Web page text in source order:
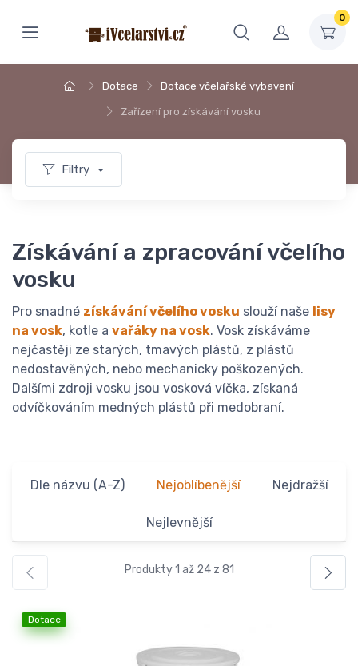
0
Dotace Dotace včelařské vybavení
Zařízení pro získávání vosku
Filtry
Získávání a zpracování včelího
vosku
Pro snadné získávání včelího vosku slouží naše lisy
na vosk, kotle a vařáky na vosk. Vosk získáváme
nejčastěji ze starých, tmavých plástů, z plástů
nedostavěných, nebo mechanicky poškozených.
Dalšími zdroji vosku jsou vosková víčka, získaná
odvíčkováním medných plástů při medobraní.
Dle názvu (A-Z) Nejoblíbenější Nejdražší
Nejlevnější
Produkty 1 až 24 z 81
Dotace